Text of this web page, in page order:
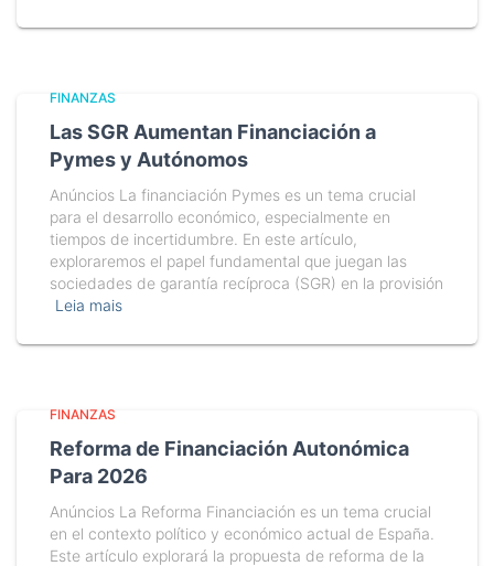
FINANZAS
Las SGR Aumentan Financiación a
Pymes y Autónomos
Anúncios La financiación Pymes es un tema crucial
para el desarrollo económico, especialmente en
tiempos de incertidumbre. En este artículo,
exploraremos el papel fundamental que juegan las
sociedades de garantía recíproca (SGR) en la provisión
Leia mais
FINANZAS
Reforma de Financiación Autonómica
Para 2026
Anúncios La Reforma Financiación es un tema crucial
en el contexto político y económico actual de España.
Este artículo explorará la propuesta de reforma de la